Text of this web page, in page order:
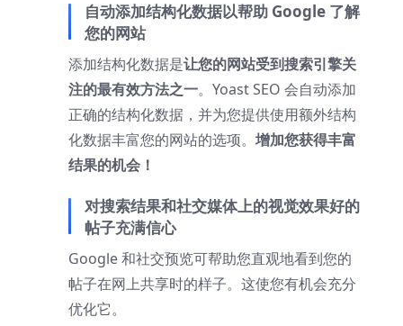
自动添加结构化数据以帮助 Google 了解
您的网站
添加结构化数据是让您的网站受到搜索引擎关
注的最有效方法之一。Yoast SEO 会自动添加
正确的结构化数据，并为您提供使用额外结构
化数据丰富您的网站的选项。 增加您获得丰富
结果的机会！
对搜索结果和社交媒体上的视觉效果好的
帖子充满信心
Google 和社交预览可帮助您直观地看到您的
帖子在网上共享时的样子。这使您有机会充分
优化它。